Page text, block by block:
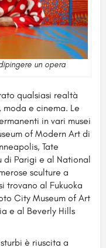
un opera
qualsiasi realtà
e cinema. Le
in vari musei
of Modern Art di
Tate
Parigi e al National
sculture a
trovano al Fukuoka
City Museum of Art
e al Beverly Hills
è riuscita a